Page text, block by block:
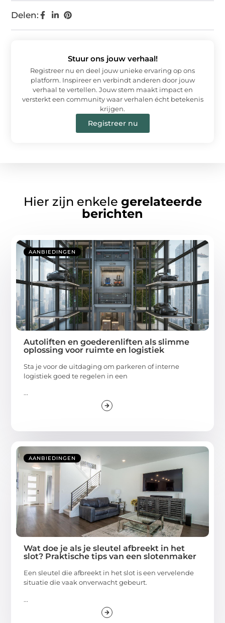
Delen:
Stuur ons jouw verhaal!
Registreer nu en deel jouw unieke ervaring op ons
platform. Inspireer en verbindt anderen door jouw
verhaal te vertellen. Jouw stem maakt impact en
versterkt een community waar verhalen écht betekenis
krijgen.
Registreer nu
Hier zijn enkele gerelateerde
berichten
AANBIEDINGEN
Autoliften en goederenliften als slimme
oplossing voor ruimte en logistiek
Sta je voor de uitdaging om parkeren of interne
logistiek goed te regelen in een
...
AANBIEDINGEN
Wat doe je als je sleutel afbreekt in het
slot? Praktische tips van een slotenmaker
Een sleutel die afbreekt in het slot is een vervelende
situatie die vaak onverwacht gebeurt.
...